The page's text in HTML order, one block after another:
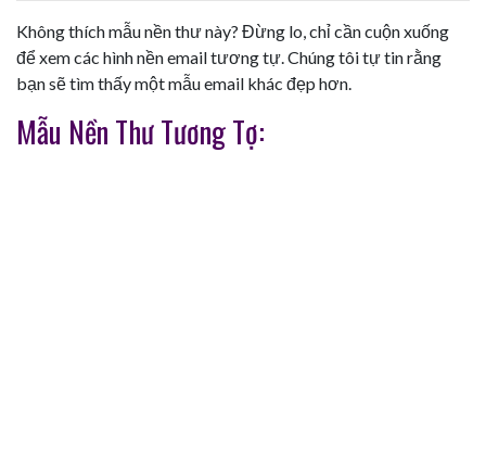
Không thích mẫu nền thư này? Đừng lo, chỉ cần cuộn xuống
để xem các hình nền email tương tự. Chúng tôi tự tin rằng
bạn sẽ tìm thấy một mẫu email khác đẹp hơn.
Mẫu Nền Thư Tương Tợ: